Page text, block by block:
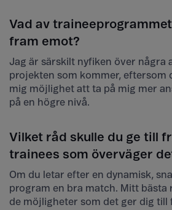
Vad av
fram emot?
Jag är särskilt nyfiken över några
projekten som kommer, eftersom
mig möjlighet att ta på mig mer
på en högre nivå.
Vilket råd skulle du ge till
trainees som överväger
Om du letar efter en dynamisk,
program en bra match. Mitt bästa
de möjligheter som det ger dig till